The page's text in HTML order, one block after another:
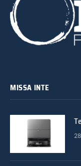
MISSA INTE